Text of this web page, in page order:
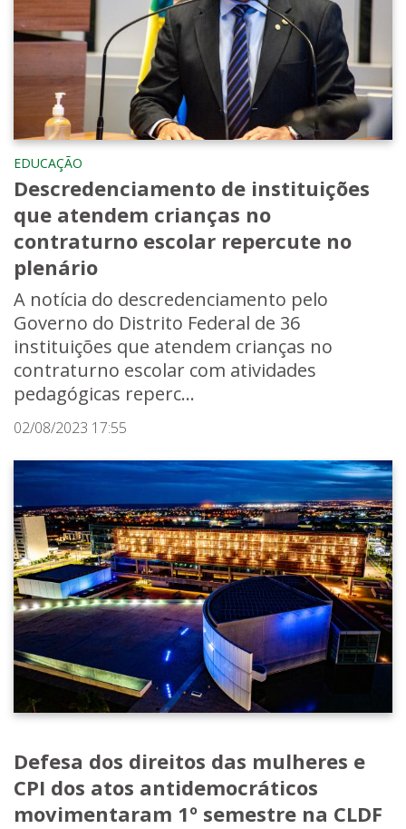
EDUCAÇÃO
Descredenciamento de instituições
que atendem crianças no
contraturno escolar repercute no
plenário
A notícia do descredenciamento pelo
Governo do Distrito Federal de 36
instituições que atendem crianças no
contraturno escolar com atividades
pedagógicas reperc...
02/08/2023 17:55
Defesa dos direitos das mulheres e
CPI dos atos antidemocráticos
movimentaram 1º semestre na CLDF